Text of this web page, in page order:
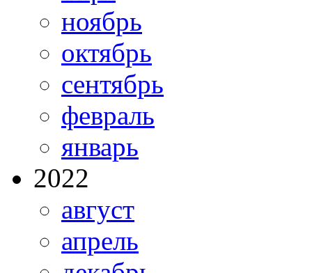
ноябрь
октябрь
сентябрь
февраль
январь
2022
август
апрель